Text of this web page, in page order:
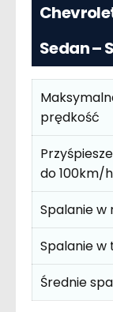
Sedan –
prędkość
do 100km/h
Spalanie w
Spalanie w
Średnie